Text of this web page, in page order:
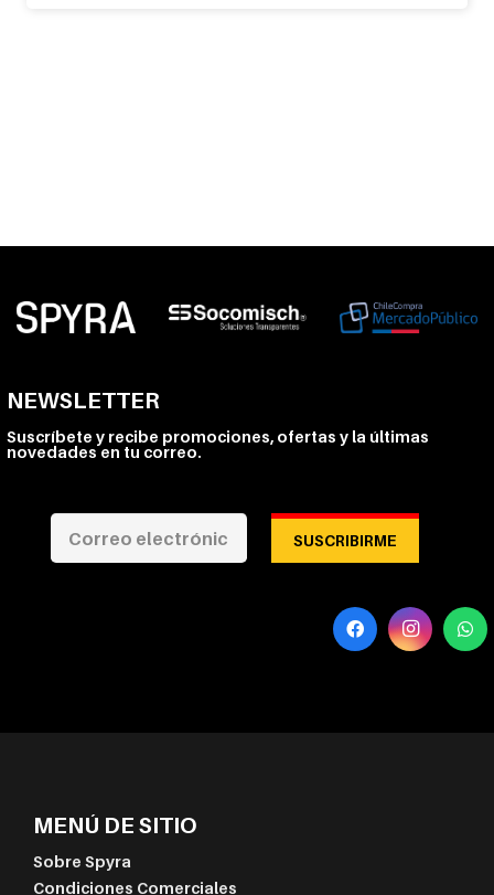
NEWSLETTER
Suscríbete y recibe promociones, ofertas y la últimas
novedades en tu correo.
SUSCRIBIRME
MENÚ DE SITIO
Sobre Spyra
Condiciones Comerciales